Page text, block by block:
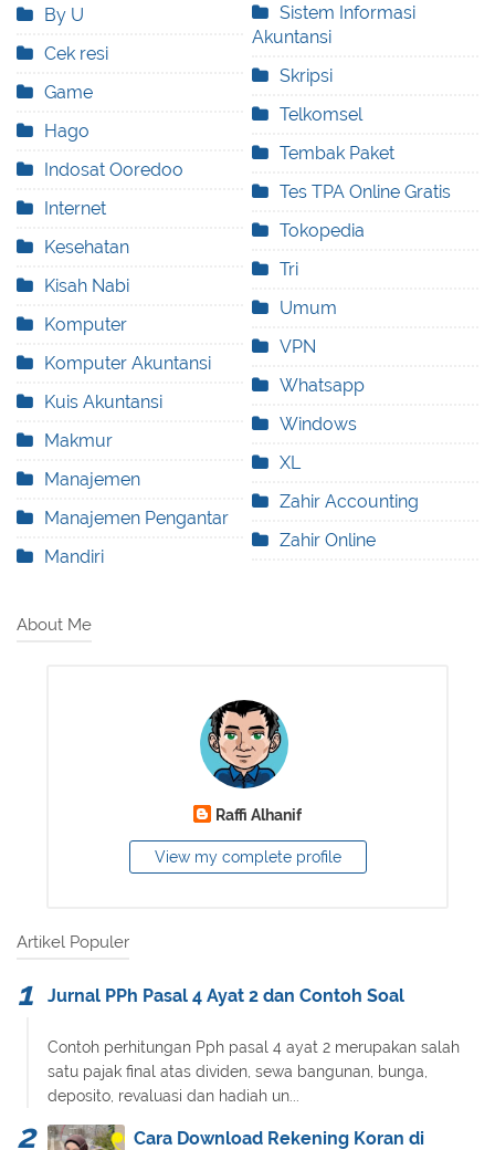
By U
Cek resi
Game
Hago
Indosat Ooredoo
Internet
Kesehatan
Kisah Nabi
Komputer
Komputer Akuntansi
Kuis Akuntansi
Makmur
Manajemen
Manajemen Pengantar
Mandiri
Sistem Informasi
Akuntansi
Skripsi
Telkomsel
Tembak Paket
Tes TPA Online Gratis
Tokopedia
Tri
Umum
VPN
Whatsapp
Windows
XL
Zahir Accounting
Zahir Online
About Me
Raffi Alhanif
View my complete profile
Artikel Populer
Jurnal PPh Pasal 4 Ayat 2 dan Contoh Soal
Contoh perhitungan Pph pasal 4 ayat 2 merupakan salah
satu pajak final atas dividen, sewa bangunan, bunga,
deposito, revaluasi dan hadiah un...
Cara Download Rekening Koran di